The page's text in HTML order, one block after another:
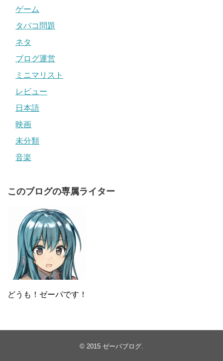
ゲーム
タバコ問題
ネタ
ブログ運営
ミニマリスト
レビュー
日本語
映画
未分類
音楽
このブログの専属ライター
どうも！ゼーパです！
© 2015 ゼーパブログ.